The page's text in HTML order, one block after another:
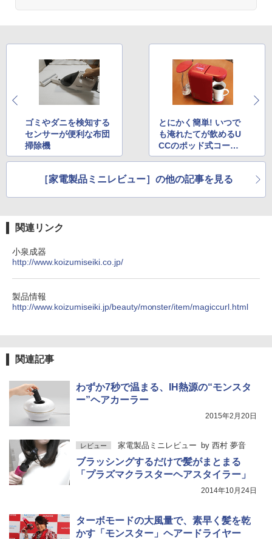
ゴミやダニを検知する
センサーが便利な布団
掃除機
とにかく簡単! いつで
も淹れたてが飲めるU
CCのポッド式コーヒ
ーメーカー
［家電製品ミニレビュー］の他の記事を見る
関連リンク
小泉成器
http://www.koizumiseiki.co.jp/
製品情報
http://www.koizumiseiki.jp/beauty/monster/item/magiccurl.html
関連記事
わずか7秒で温まる、IH熱源の“モンスタ
ー”ヘアカーラー
2015年2月20日
レビュー 家電製品ミニレビュー by 西村 夢音
ブラッシングするだけで髪がまとまる
「プラズマクラスターヘアスタイラー」
2014年10月24日
ターボモードの大風量で、素早く髪を乾
かす「モンスター」ヘアードライヤー